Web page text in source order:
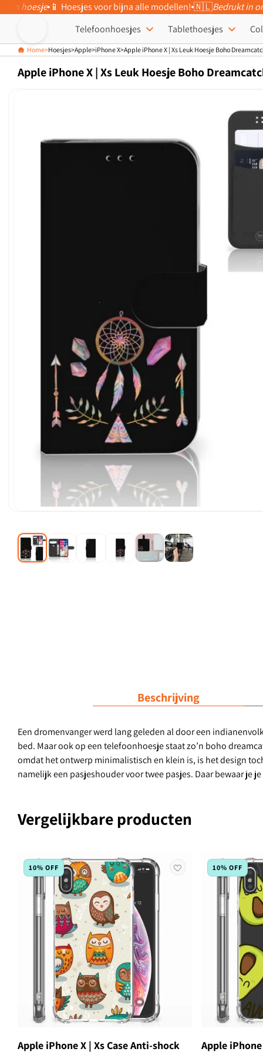
Meteen naar
hoesje📱 Hoesjes voor bijna alle modellen! 🇳🇱Bedrukt in
Telefoonhoesjes
Tablethoesjes
Home Hoesjes Apple iPhone X Apple iPhone X | Xs Leuk Hoesje Boho
Apple iPhone X | Xs Leuk Hoesje Boho
Beschrijving
Een dromenvanger werd lang geleden al door een
bed. Maar ook op een telefoonhoesje staat zo’n boho
omdat het ontwerp minimalistisch en klein is, is het design
namelijk een pasjeshouder voor twee pasjes. Daar bewaar je
Vergelijkbare producten
10% OFF
Apple iPhone X | Xs Case Anti-shock
10% OFF
Apple